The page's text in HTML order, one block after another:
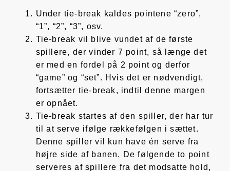
Under tie-break kaldes pointene “zero”,
“1”, “2”, “3”, osv.
Tie-break vil blive vundet af de første
spillere, der vinder 7 point, så længe det
er med en fordel på 2 point og derfor
“game” og “set”. Hvis det er nødvendigt,
fortsætter tie-break, indtil denne margen
er opnået.
Tie-break startes af den spiller, der har tur
til at serve ifølge rækkefølgen i sættet.
Denne spiller vil kun have én serve fra
højre side af banen. De følgende to point
serveres af spillere fra det modsatte hold,